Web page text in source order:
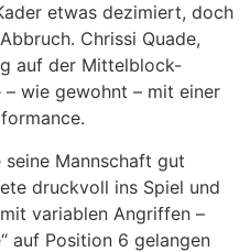
etwas dezimiert, doch
Chrissi Quade,
auf der Mittelblock-
wie gewohnt – mit einer
Mannschaft gut
druckvoll ins Spiel und
variablen Angriffen –
auf Position 6 gelangen